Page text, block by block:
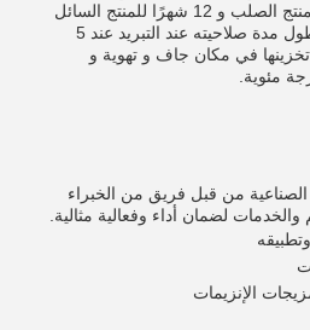
مع مدة صلاحية 18 شهرًا للمنتج الصلب و 12 شهرًا للمنتج السائل
من تاريخ الإنتاج.يمكن أن يطول مدة صلاحيته عند التبريد عند 5
في مكان جاف و تهوية و
من قبل فريق من الخبراء
والخدمات لضمان أداء وفعالية مثالية.
الإنزيمات